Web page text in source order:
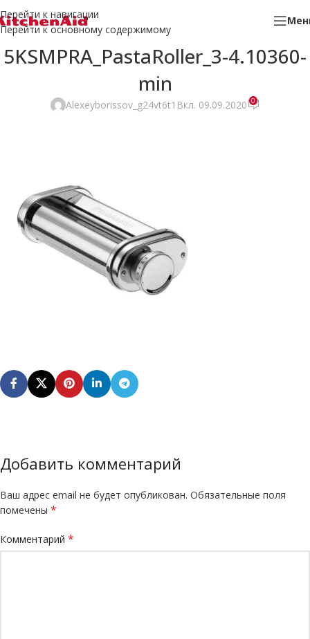
Перейти к навигации
Перейти к основному содержимому
5KSMPRA_PastaRoller_3-4.10360-
min
Alexeyborissov_g24vt6t1 Вкл. 09.09.2020 0
Добавить комментарий
Ваш адрес email не будет опубликован. Обязательные поля
помечены *
Комментарий *